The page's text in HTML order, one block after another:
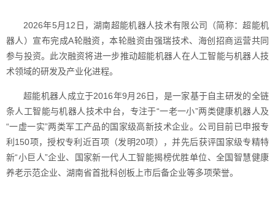
2026年5月12日，湖南超能机器人技术有限公司（简称：超能机
器人）宣布完成A轮融资，本轮融资由强瑞技术、海创招商运营共同
参与投资。此次融资将进一步推动超能机器人在人工智能与机器人技
术领域的研发及产业化进程。
超能机器人成立于2016年9月26日，是一家基于自主研发的全链
条人工智能与机器人技术中台，专注于“一老一小”两类健康机器人及
“一虚一实”两类军工产品的国家级高新技术企业。公司目前已申报专
利150项，授权专利近百项（发明20项），并先后获评国家级专精特
新“小巨人”企业、国家新一代人工智能揭榜优胜单位、全国智慧健康
养老示范企业、湖南省首批科创板上市后备企业等多项荣誉。